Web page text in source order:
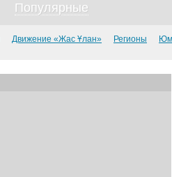
Популярные
Движение «Жас Ұлан» Регионы